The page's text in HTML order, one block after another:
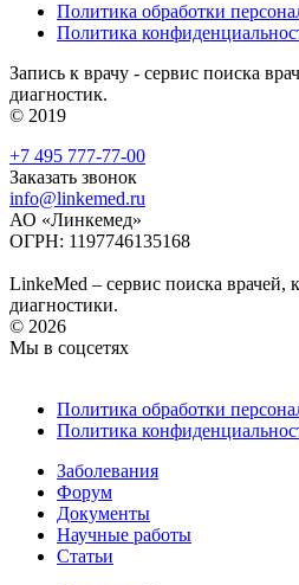
Политика обработки
Политика
Запись к врачу - сервис поиска
диагностик.
© 2019
+7 495 777-77-00
Заказать звонок
info@linkemed.ru
АО «Линкемед»
ОГРН: 1197746135168
LinkeMed – сервис поиска врачей,
диагностики.
© 2026
Мы в соцсетях
Политика обработки
Политика
Заболевания
Форум
Документы
Научные работы
Статьи